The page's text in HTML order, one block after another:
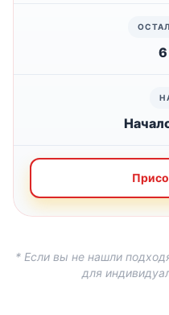
* Если вы не нашли
для